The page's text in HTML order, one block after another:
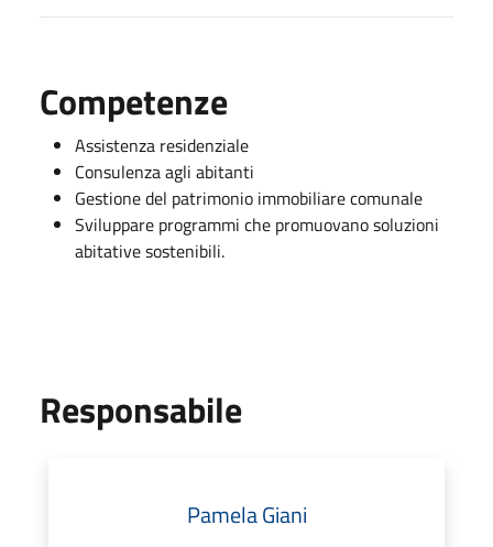
Competenze
Assistenza residenziale
Consulenza agli abitanti
Gestione del patrimonio immobiliare comunale
Sviluppare programmi che promuovano soluzioni
abitative sostenibili.
Responsabile
Pamela Giani